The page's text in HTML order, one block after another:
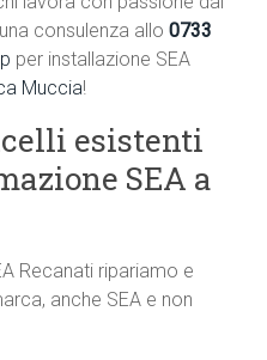
consulenza allo0733
per installazione SEA
Muccia!
esistenti
SEA a
Recanati ripariamo e
anche SEA e non